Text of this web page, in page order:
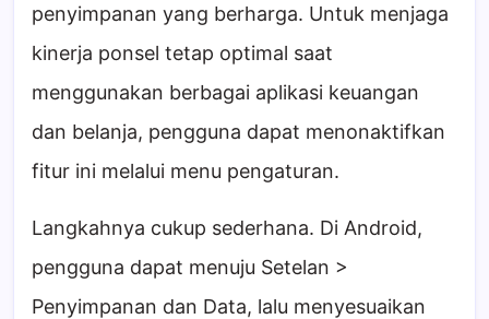
penyimpanan yang berharga. Untuk menjaga
kinerja ponsel tetap optimal saat
menggunakan berbagai aplikasi keuangan
dan belanja, pengguna dapat menonaktifkan
fitur ini melalui menu pengaturan.
Langkahnya cukup sederhana. Di Android,
pengguna dapat menuju Setelan >
Penyimpanan dan Data, lalu menyesuaikan